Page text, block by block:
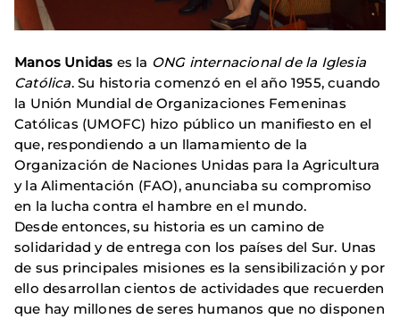
Manos Unidas es la ONG internacional de la Iglesia
Católica. Su historia comenzó en el año 1955, cuando
la Unión Mundial de Organizaciones Femeninas
Católicas (UMOFC) hizo público un manifiesto en el
que, respondiendo a un llamamiento de la
Organización de Naciones Unidas para la Agricultura
y la Alimentación (FAO), anunciaba su compromiso
en la lucha contra el hambre en el mundo.
Desde entonces, su historia es un camino de
solidaridad y de entrega con los países del Sur. Unas
de sus principales misiones es la sensibilización y por
ello desarrollan cientos de actividades que recuerden
que hay millones de seres humanos que no disponen